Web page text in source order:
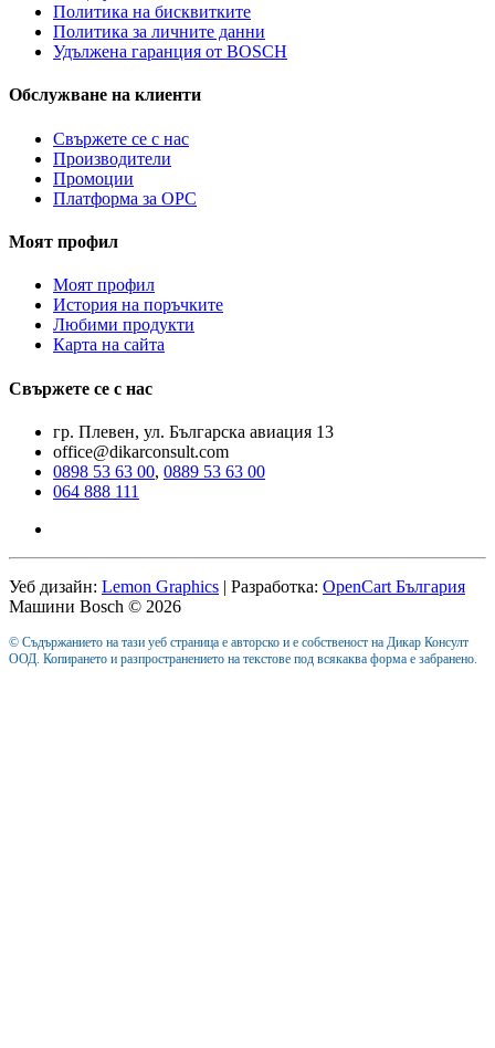
Политика на бисквитките
Политика за личните данни
Удължена гаранция от BOSCH
Обслужване на клиенти
Свържете се с нас
Производители
Промоции
Платформа за ОРС
Моят профил
Моят профил
История на поръчките
Любими продукти
Карта на сайта
Свържете се с нас
гр. Плевен, ул. Българска авиация 13
office@dikarconsult.com
0898 53 63 00, 0889 53 63 00
064 888 111
Уеб дизайн: Lemon Graphics | Разработка: OpenCart България
Машини Bosch © 2026
© Съдържанието на тази уеб страница е авторско и е собственост на Дикар Консулт
ООД. Копирането и разпространението на текстове под всякаква форма е забранено.